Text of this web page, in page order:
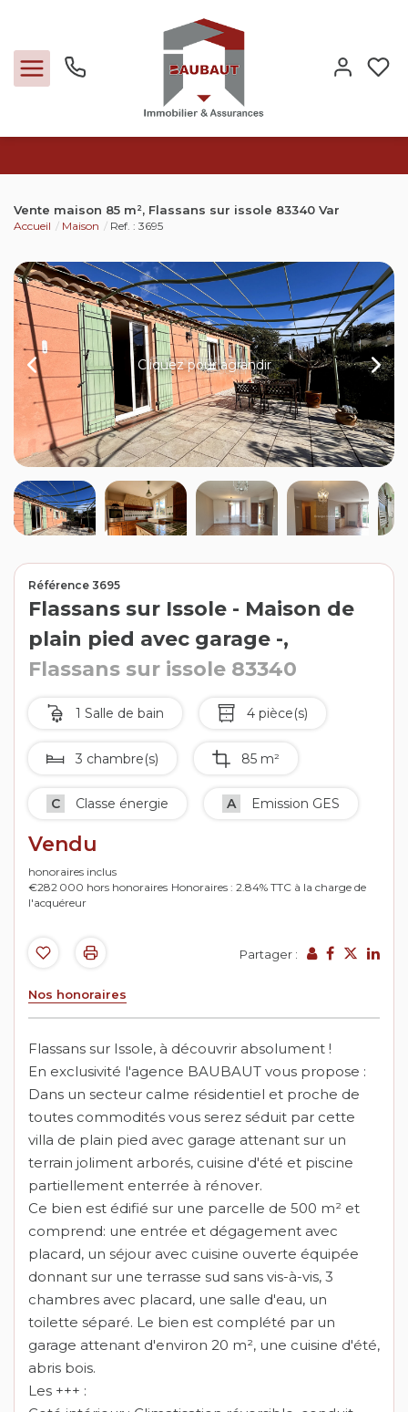
Locations
Expertise
Nos métiers
L'agence
Contact
Extranet
Estimation
Avis clients
Vente maison 85 m², Flassans sur issole 83340 Var
Accueil Maison Ref. : 3695
Cliquez pour agrandir
Référence 3695
Flassans sur Issole - Maison de
plain pied avec garage -,
Flassans sur issole 83340
1 Salle de bain 4 pièce(s)
3 chambre(s) 85 m²
C Classe énergie A Emission GES
Vendu
honoraires inclus
€282 000 hors honoraires Honoraires : 2.84% TTC à la charge de
l'acquéreur
Partager :
Nos honoraires
Flassans sur Issole, à découvrir absolument !
En exclusivité l'agence BAUBAUT vous propose :
Dans un secteur calme résidentiel et proche de
toutes commodités vous serez séduit par cette
villa de plain pied avec garage attenant sur un
terrain joliment arborés, cuisine d'été et piscine
partiellement enterrée à rénover.
Ce bien est édifié sur une parcelle de 500 m² et
comprend: une entrée et dégagement avec
placard, un séjour avec cuisine ouverte équipée
donnant sur une terrasse sud sans vis-à-vis, 3
chambres avec placard, une salle d'eau, un
toilette séparé. Le bien est complété par un
garage attenant d'environ 20 m², une cuisine d'été,
abris bois.
Les +++ :